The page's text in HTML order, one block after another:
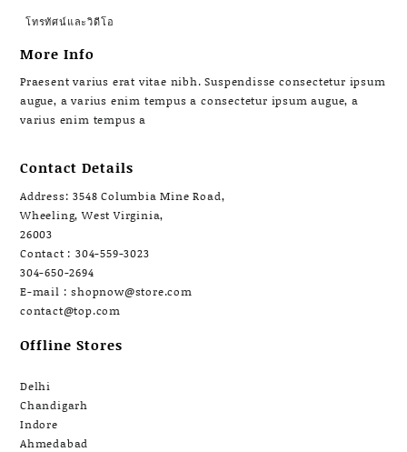
โทรทัศน์และวิดีโอ
More Info
Praesent varius erat vitae nibh. Suspendisse consectetur ipsum
augue, a varius enim tempus a consectetur ipsum augue, a
varius enim tempus a
Contact Details
Address: 3548 Columbia Mine Road,
Wheeling, West Virginia,
26003
Contact : 304-559-3023
304-650-2694
E-mail : shopnow@store.com
contact@top.com
Offline Stores
Delhi
Chandigarh
Indore
Ahmedabad